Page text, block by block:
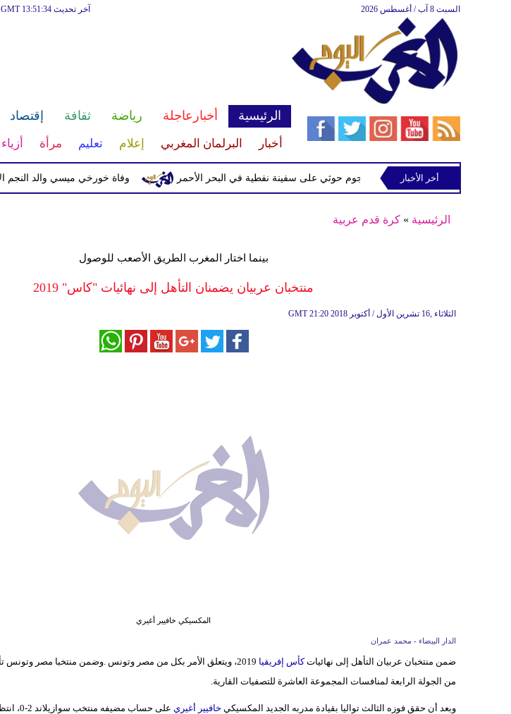
آخر تحديث GMT 13:51:34 السبت 8 آب / أغسطس 2026
الرئيسية أخبارعاجلة رياضة ثقافة إقتصاد
أخبار البرلمان المغربي إعلام تعليم مرأة
وفاة خورخي ميسي والد النجم إحباط هجوم حوثي على سفينة نفطية في البحر الأحمرأخر الأخبار
الرئيسية » كرة قدم عربية
بينما اختار المغرب الطريق الأصعب للوصول
منتخبان عربيان يضمنان التأهل إلى نهائيات "كاس" 2019
GMT 21:20 2018 الثلاثاء ,16 تشرين الأول / أكتوبر
المكسيكي خافيير أغيري
الدار البيضاء - محمد عمران
ضمن منتخبان عربيان التأهل إلى نهائياتكأس إفريقيا
2019، ويتعلق الأمر بكل من مصر وتونس .وضمن منتخبا مصر وتونس
من الجولة الرابعة لمنافسات المجموعة العاشرة للتصفيات القارية.
وبعد أن حقق فوزه الثالث تواليا بقيادة مدربه الجديد المكسيكي خافيير أغيري
على حساب